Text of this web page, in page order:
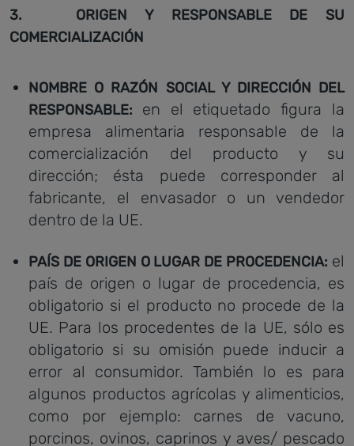
3. ORIGEN Y RESPONSABLE DE SU
COMERCIALIZACIÓN
NOMBRE O RAZÓN SOCIAL Y DIRECCIÓN DEL
RESPONSABLE: en el etiquetado figura la
empresa alimentaria responsable de la
comercialización del producto y su
dirección; ésta puede corresponder al
fabricante, el envasador o un vendedor
dentro de la UE.
PAÍS DE ORIGEN O LUGAR DE PROCEDENCIA: el
país de origen o lugar de procedencia, es
obligatorio si el producto no procede de la
UE. Para los procedentes de la UE, sólo es
obligatorio si su omisión puede inducir a
error al consumidor. También lo es para
algunos productos agrícolas y alimenticios,
como por ejemplo: carnes de vacuno,
porcinos, ovinos, caprinos y aves/ pescado